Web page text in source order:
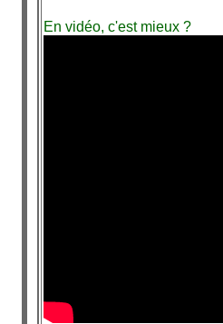
En vidéo, c'est mieux ?